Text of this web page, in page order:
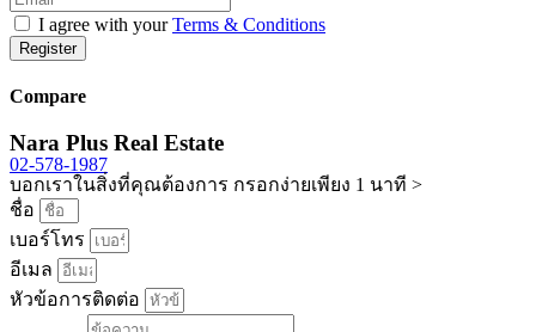
I agree with yourTerms & Conditions
Register
Compare
Nara Plus Real Estate
02-578-1987
บอกเราในสิ่งที่คุณต้องการ กรอกง่ายเพียง 1 นาที >
ชื่อ
เบอร์โทร
อีเมล
หัวข้อการติดต่อ